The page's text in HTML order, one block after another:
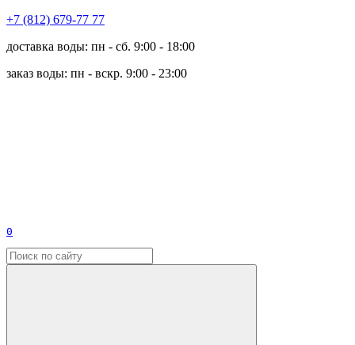
+7 (812) 679-77 77
доставка воды: пн - сб. 9:00 - 18:00
заказ воды: пн - вскр. 9:00 - 23:00
0